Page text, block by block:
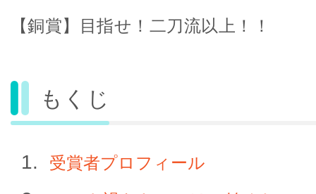
【銅賞】目指せ！二刀流以上！！
もくじ
受賞者プロフィール